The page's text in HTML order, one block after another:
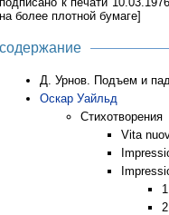
на более плотной бумаге]
содержание
Д. Урнов. Подъем и
Оскар Уайльд
Стихотворения
Vita